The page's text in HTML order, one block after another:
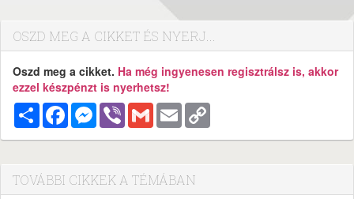
OSZD MEG A CIKKET ÉS NYERJ...
Oszd meg a cikket. Ha még ingyenesen regisztrálsz is, akkor
ezzel készpénzt is nyerhetsz!
MegosztásFacebookMessenger
Viber Gmail Email
TOVÁBBI CIKKEK A TÉMÁBAN